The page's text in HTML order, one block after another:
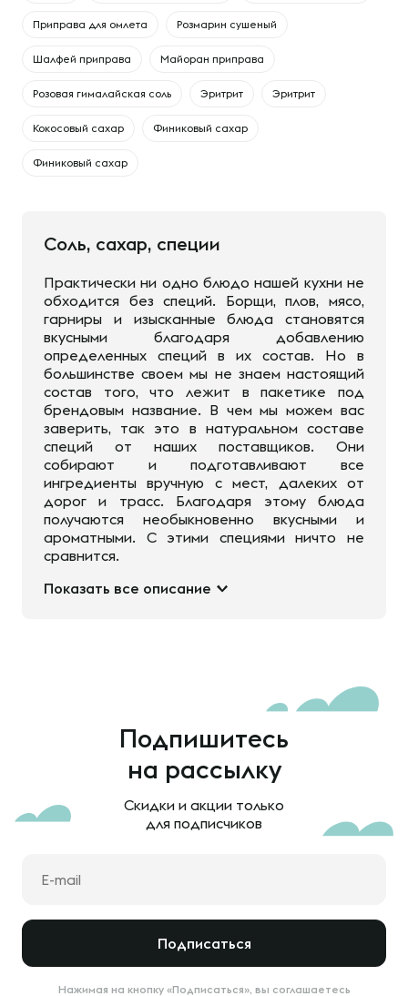
Приправа для омлета Розмарин сушеный
Шалфей приправа Майоран приправа
Розовая гималайская соль Эритрит Эритрит
Кокосовый сахар Финиковый сахар
Финиковый сахар
Соль, сахар, специи
Практически ни одно блюдо нашей кухни не
обходится без специй. Борщи, плов, мясо,
гарниры и изысканные блюда становятся
вкусными благодаря добавлению
определенных специй в их состав. Но в
большинстве своем мы не знаем настоящий
состав того, что лежит в пакетике под
брендовым название. В чем мы можем вас
заверить, так это в натуральном составе
специй от наших поставщиков. Они
собирают и подготавливают все
ингредиенты вручную с мест, далеких от
дорог и трасс. Благодаря этому блюда
получаются необыкновенно вкусными и
ароматными. С этими специями ничто не
сравнится.
Показать все описание
Подпишитесь
на рассылку
Скидки и акции только
для подписчиков
Подписаться
Нажимая на кнопку «Подписаться», вы соглашаетесь